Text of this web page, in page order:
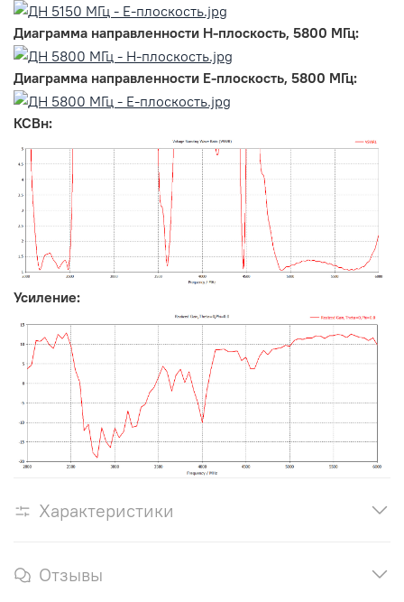
Диаграмма направленности Н-плоскость, 5800 МГц:
Диаграмма направленности Е-плоскость, 5800 МГц:
КСВн:
Усиление:
Характеристики
Отзывы